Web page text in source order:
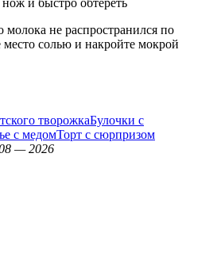
нож и быстро обтереть
не распространился по
место солью и накройте мокрой
творожкаБулочки с
с медомТорт с сюрпризом
— 2026